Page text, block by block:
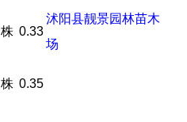
沭阳县靓景园林苗木
场
株 0.33
株 0.35